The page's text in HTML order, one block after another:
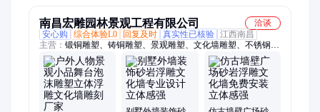
南昌宏雕园林景观工程有限公司
洽谈
安心购
综合体验L0 回复及时 真实性已核验 江西南昌
主营： 锻铜雕塑、铸铜雕塑、景观雕塑、文化墙雕塑、不锈钢雕
塑、玻璃钢雕塑、景观装饰品、景观公园装饰、人物动物雕塑、
卡通雕塑定制、抽象园林摆件、商场美陈摆件、户外广场摆件、
锻铜浮雕壁画、铸造人物雕塑、公园景观小品、定制园林景观、
园林玩偶摆件、户外动物摆件、商场装饰摆件、不锈钢卡通雕塑